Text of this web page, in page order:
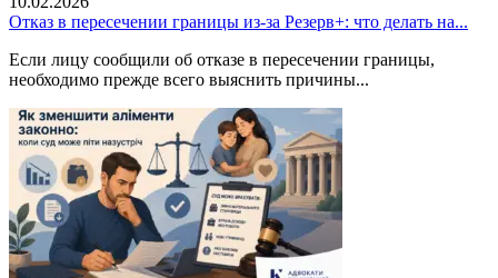
Отказ в пересечении границы из-за Резерв+: что делать на...
Если лицу сообщили об отказе в пересечении границы,
необходимо прежде всего выяснить причины...